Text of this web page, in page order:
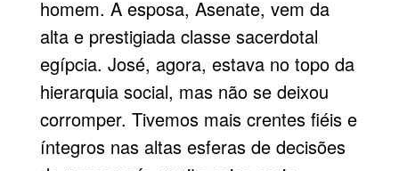
homem. A esposa, Asenate, vem da
alta e prestigiada classe sacerdotal
egípcia. José, agora, estava no topo da
hierarquia social, mas não se deixou
corromper. Tivemos mais crentes fiéis e
íntegros nas altas esferas de decisões